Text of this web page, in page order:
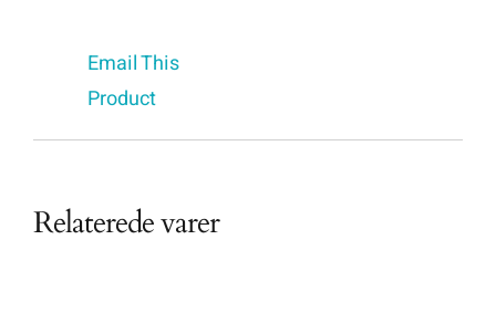
Email This
Product
Relaterede varer